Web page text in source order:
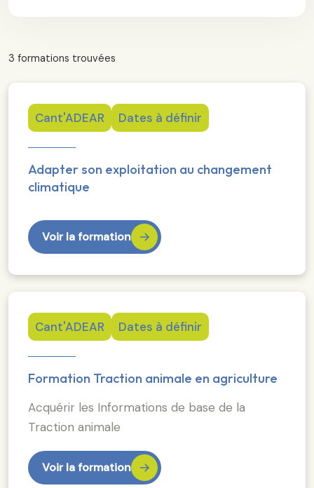
3 formations trouvées
Cant'ADEAR Dates à définir
Adapter son exploitation au changement
climatique
Voir la formation
Cant'ADEAR Dates à définir
Formation Traction animale en agriculture
Acquérir les Informations de base de la
Traction animale
Voir la formation